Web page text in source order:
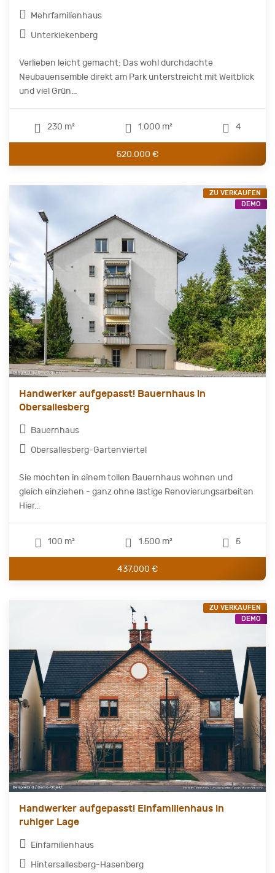
Mehrfamilienhaus
Unterkiekenberg
Verlieben leicht gemacht: Das wohl durchdachte
Neubauensemble direkt am Park unterstreicht mit Weitblick
und viel Grün...
230 m² 1.000 m² 4
520.000 €
Handwerker aufgepasst! Bauernhaus in
Obersallesberg
Bauernhaus
Obersallesberg-Gartenviertel
Sie möchten in einem tollen Bauernhaus wohnen und
gleich einziehen - ganz ohne lästige Renovierungsarbeiten
Hier...
100 m² 1.500 m² 5
437.000 €
ZU VERKAUFEN
DEMO
Handwerker aufgepasst! Einfamilienhaus in
ruhiger Lage
Einfamilienhaus
Hintersallesberg-Hasenberg
ZU VERKAUFEN
DEMO